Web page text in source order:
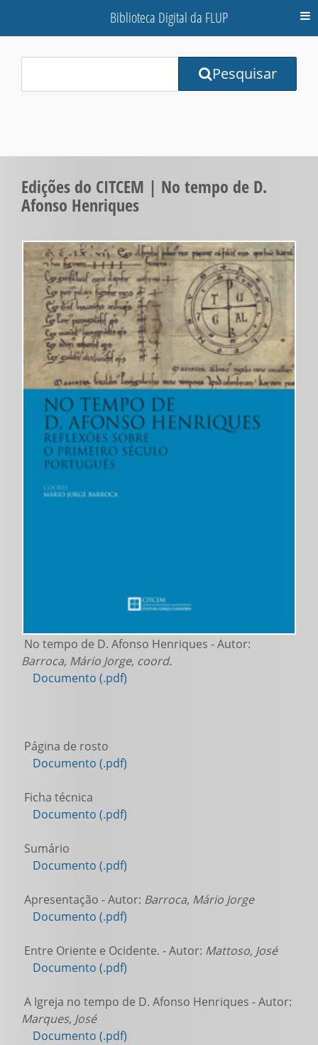
Biblioteca Digital da FLUP
Terms:
Pesquisar
Edições do CITCEM | No tempo de D.
Afonso Henriques
No tempo de D. Afonso Henriques - Autor:
Barroca, Mário Jorge, coord.
Documento (.pdf)
Página de rosto
Documento (.pdf)
Ficha técnica
Documento (.pdf)
Sumário
Documento (.pdf)
Apresentação - Autor: Barroca, Mário Jorge
Documento (.pdf)
Entre Oriente e Ocidente. - Autor: Mattoso, José
Documento (.pdf)
A Igreja no tempo de D. Afonso Henriques - Autor:
Marques, José
Documento (.pdf)